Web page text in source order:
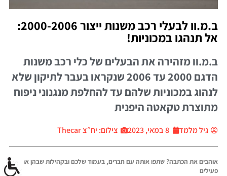
ב.מ.וו לבעלי רכב משנות ייצור 2000-2006:
אל תנהגו במכוניות!
ב.מ.וו מזהירה את הבעלים של כלי רכב משנות
הדגם 2000 עד 2006 שנקראו בעבר לתיקון שלא
לנהוג במכוניות שלהם עד להחלפת מנגנוני ניפוח
מתוצרת טקאטה היפנית
גיל מלמד 8 במאי, 2023 צילום: יח״צ Thecar
אוהבים את הכתבה? שתפו אותה עם חברים, בעמוד שלכם ובקהילות שבהן אתם
פעילים